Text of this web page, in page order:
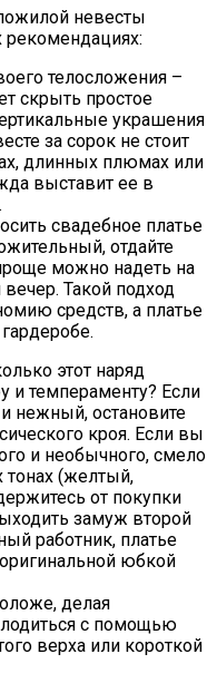
невесты
телосложения –
скрыть простое
украшения
за сорок не стоит
длинных плюмах или
выставит ее в
свадебное платье
отдайте
можно надеть на
Такой подход
средств, а платье
этот наряд
и темпераменту? Если
нежный, остановите
кроя. Если вы
и необычного, смело
тонах (желтый,
от покупки
замуж второй
работник, платье
юбкой
делая
с помощью
верха или короткой